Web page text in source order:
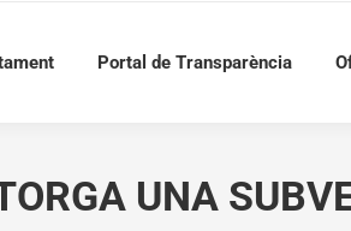
Portal de Transparència
UNA